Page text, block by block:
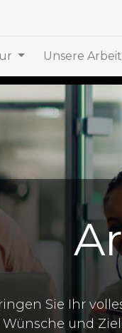
Unsere
Sie Ihr
Wünsche und